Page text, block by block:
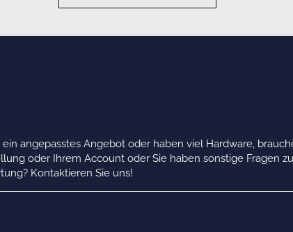
angepasstes Angebot oder haben viel Hardware,
oder Ihrem Account oder Sie haben sonstige Fragen zu
Kontaktieren Sie uns!